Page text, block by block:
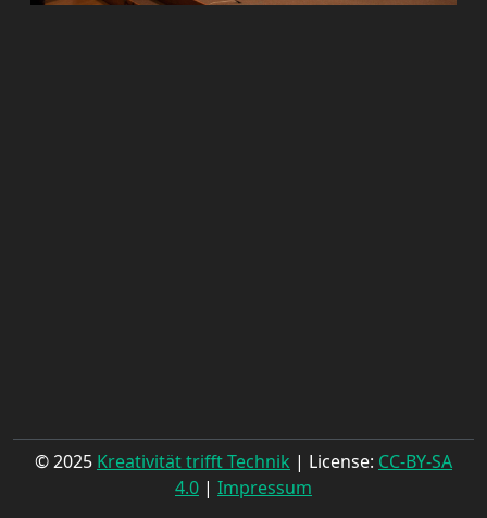
© 2025 Kreativität trifft Technik | License: CC-BY-SA
4.0 | Impressum